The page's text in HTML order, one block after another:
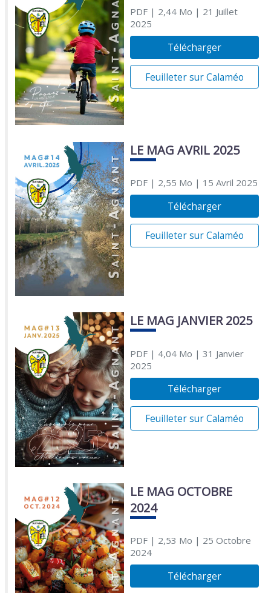
PDF| 2,44 Mo | 21 Juillet
2025
Télécharger
Feuilleter sur Calaméo
LE MAG AVRIL 2025
PDF| 2,55 Mo | 15 Avril 2025
Télécharger
Feuilleter sur Calaméo
LE MAG JANVIER 2025
PDF| 4,04 Mo | 31 Janvier
2025
Télécharger
Feuilleter sur Calaméo
LE MAG OCTOBRE
2024
PDF| 2,53 Mo | 25 Octobre
2024
Télécharger